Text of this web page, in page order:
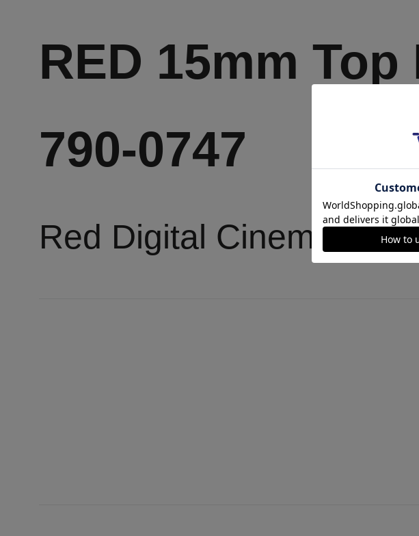
RED 15mm
790-0747
Red Digital Cinema